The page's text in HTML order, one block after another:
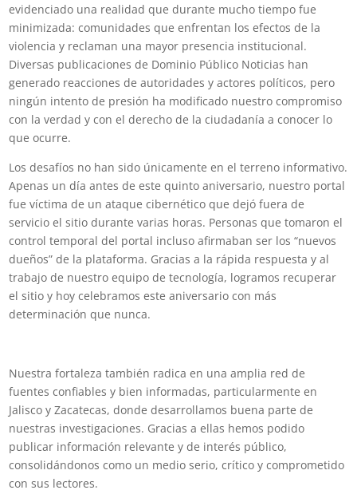
evidenciado una realidad que durante mucho tiempo fue
minimizada: comunidades que enfrentan los efectos de la
violencia y reclaman una mayor presencia institucional.
Diversas publicaciones de Dominio Público Noticias han
generado reacciones de autoridades y actores políticos, pero
ningún intento de presión ha modificado nuestro compromiso
con la verdad y con el derecho de la ciudadanía a conocer lo
que ocurre.
Los desafíos no han sido únicamente en el terreno informativo.
Apenas un día antes de este quinto aniversario, nuestro portal
fue víctima de un ataque cibernético que dejó fuera de
servicio el sitio durante varias horas. Personas que tomaron el
control temporal del portal incluso afirmaban ser los “nuevos
dueños” de la plataforma. Gracias a la rápida respuesta y al
trabajo de nuestro equipo de tecnología, logramos recuperar
el sitio y hoy celebramos este aniversario con más
determinación que nunca.
Nuestra fortaleza también radica en una amplia red de
fuentes confiables y bien informadas, particularmente en
Jalisco y Zacatecas, donde desarrollamos buena parte de
nuestras investigaciones. Gracias a ellas hemos podido
publicar información relevante y de interés público,
consolidándonos como un medio serio, crítico y comprometido
con sus lectores.